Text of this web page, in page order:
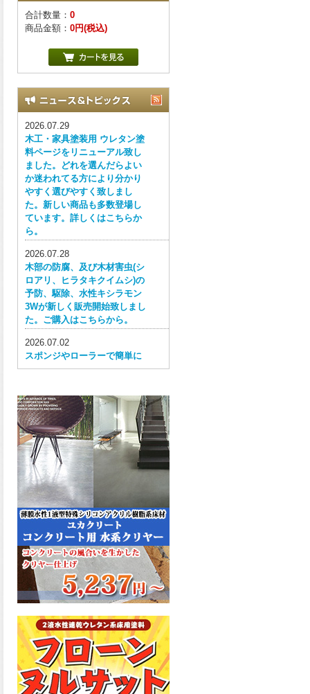
合計数量： 0
商品金額： 0円(税込)
2026.07.29
木工・家具塗装用 ウレタン塗
料ページをリニューアル致し
ました。どれを選んだらよい
か迷われてる方により分かり
やすく選びやすく致しまし
た。新しい商品も多数登場し
ています。詳しくはこちらか
ら。
2026.07.28
木部の防腐、及び木材害虫(シ
ロアリ、ヒラタキクイムシ)の
予防、駆除、水性キシラモン
3Wが新しく販売開始致しまし
た。ご購入はこちらから。
2026.07.02
スポンジやローラーで簡単に
塗ってはがせる目かくし用水
イントが新しく販売開始致し
ました。ご購入はこちらか
ら。
2026.06.30
ウレタン特有の網目構造の反
応塗膜は、強靭で耐衝撃性、
耐擦り傷性、耐摩耗性に優れ
た機能を発揮、フローンフル
トップが新しく販売開始致し
ました。ご購入はこちらか
ら。
2026.06.29
コストを重視しした材料で、
優れた性能と高品質で高度な
防水機能を発揮、フローン12
た。ご購入はこちらから。
2026.06.29
数多くの施工実績を持つ信頼
性の高い塗材 優れた性能と高
品質で高度な防水機能を発